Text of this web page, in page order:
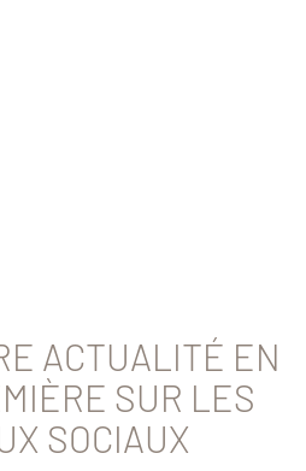
ACTUALITÉ EN
SUR LES
SOCIAUX